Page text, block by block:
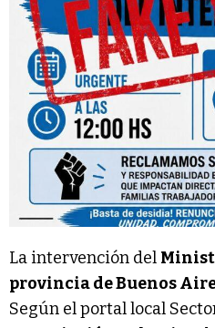
La intervención del
provincia de Buenos
Según el portal local